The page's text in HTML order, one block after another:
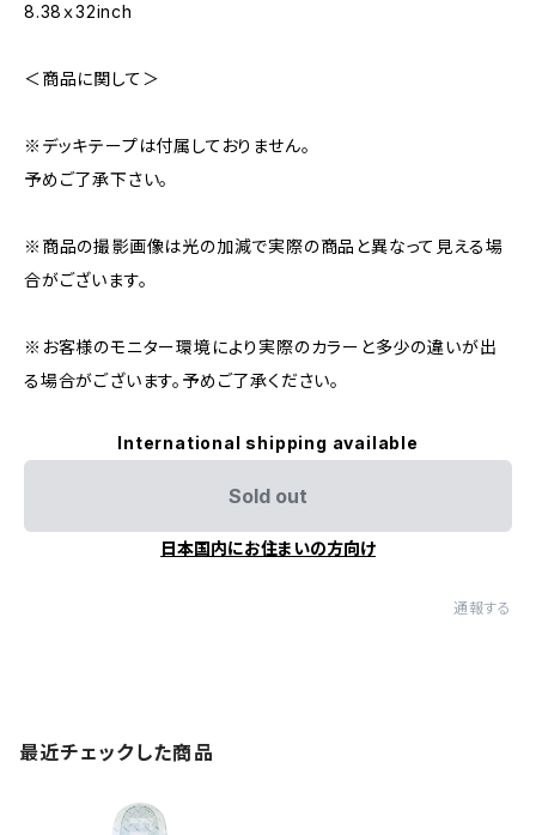
8.38ｘ32inch
＜商品に関して＞
※デッキテープは付属しておりません。
予めご了承下さい。
※商品の撮影画像は光の加減で実際の商品と異なって見える場
合がございます。
※お客様のモニター環境により実際のカラーと多少の違いが出
る場合がございます。予めご了承ください。
International shipping available
Sold out
日本国内にお住まいの方向け
通報する
最近チェックした商品